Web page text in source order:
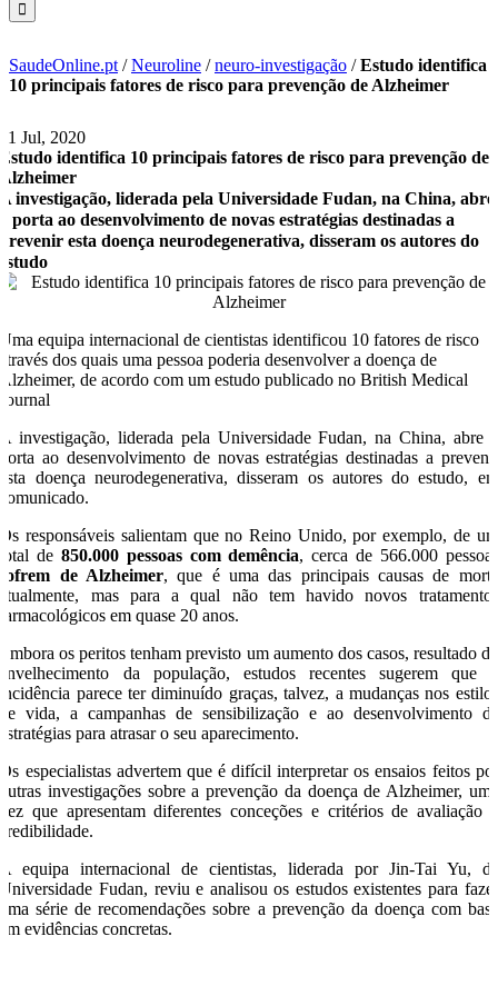
SaudeOnline.pt /Neuroline /neuro-investigação /Estudo identifica
10 principais fatores de risco para prevenção de Alzheimer
21 Jul, 2020
Estudo identifica 10 principais fatores de risco para prevenção de
Alzheimer
A investigação, liderada pela Universidade Fudan, na China, abre
a porta ao desenvolvimento de novas estratégias destinadas a
prevenir esta doença neurodegenerativa, disseram os autores do
estudo
Uma equipa internacional de cientistas identificou 10 fatores de risco
através dos quais uma pessoa poderia desenvolver a doença de
Alzheimer, de acordo com um estudo publicado no British Medical
Journal
A investigação, liderada pela Universidade Fudan, na China, abre a
porta ao desenvolvimento de novas estratégias destinadas a prevenir
esta doença neurodegenerativa, disseram os autores do estudo, em
comunicado.
Os responsáveis salientam que no Reino Unido, por exemplo, de um
total de 850.000 pessoas com demência, cerca de 566.000 pessoas
sofrem de Alzheimer, que é uma das principais causas de morte
atualmente, mas para a qual não tem havido novos tratamentos
farmacológicos em quase 20 anos.
Embora os peritos tenham previsto um aumento dos casos, resultado do
envelhecimento da população, estudos recentes sugerem que a
incidência parece ter diminuído graças, talvez, a mudanças nos estilos
de vida, a campanhas de sensibilização e ao desenvolvimento de
estratégias para atrasar o seu aparecimento.
Os especialistas advertem que é difícil interpretar os ensaios feitos por
outras investigações sobre a prevenção da doença de Alzheimer, uma
vez que apresentam diferentes conceções e critérios de avaliação e
credibilidade.
A equipa internacional de cientistas, liderada por Jin-Tai Yu, da
Universidade Fudan, reviu e analisou os estudos existentes para fazer
uma série de recomendações sobre a prevenção da doença com base
em evidências concretas.